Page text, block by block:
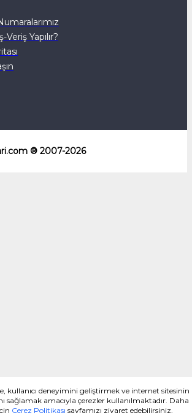
Veriş Yapılır?
® 2007-2026
kullanıcı deneyimini geliştirmek ve internet sitesinin
sağlamak amacıyla çerezler kullanılmaktadır. Daha
Çerez Politikası sayfamızı ziyaret edebilirsiniz.